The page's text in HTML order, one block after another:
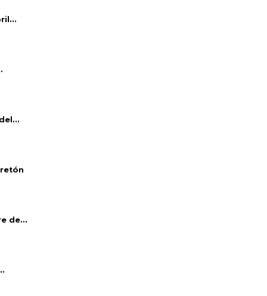
de...